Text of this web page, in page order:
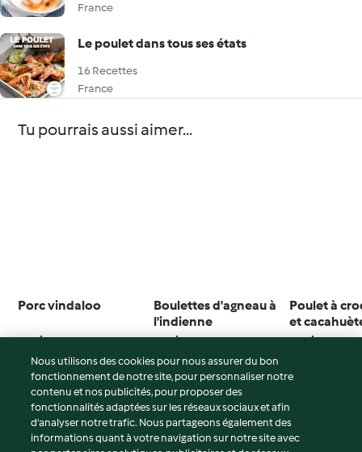
France
Le poulet dans tous ses états
16 Recettes
France
Tu pourrais aussi aimer...
Porc vindaloo
3.4 (18)
Boulettes d'agneau à
l'indienne
4.0 (22)
Poulet à
et
4.0 (11)
© Copyright 2026
Nous utilisons des cookies pour nous assurer du bon
fonctionnement de notre site, pour personnaliser notre
contenu et nos publicités, pour proposer des
fonctionnalités adaptées sur les réseaux sociaux et afin
d’analyser notre trafic. Nous partageons également des
informations quant à votre navigation sur notre site avec